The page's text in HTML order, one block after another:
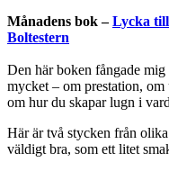
Månadens bok –Lycka
Boltestern
Den här boken fångade
mycket – om prestation, om
om hur du skapar lugn i
Här är två stycken från
väldigt bra, som ett litet